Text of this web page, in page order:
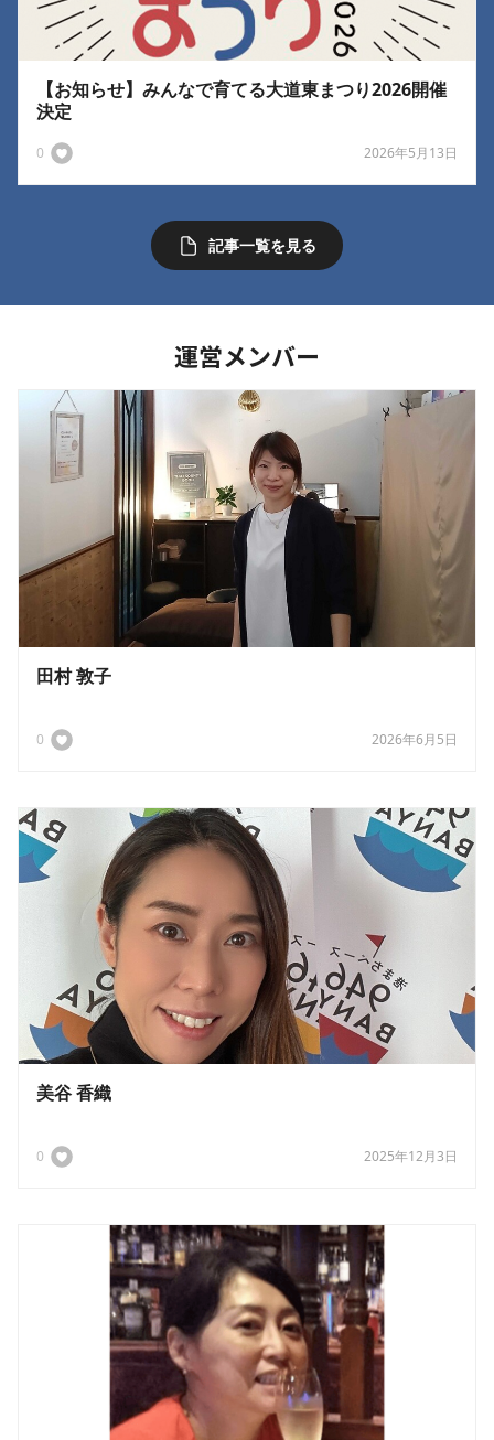
【お知らせ】みんなで育てる大道東まつり2026開催
決定
0 2026年5月13日
記事一覧を見る
運営メンバー
田村 敦子
0 2026年6月5日
美谷 香織
0 2025年12月3日